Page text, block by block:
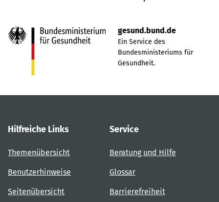
gesund.bund.de
Ein Service des
Bundesministeriums für
Gesundheit.
Hilfreiche Links
Themenübersicht
Benutzerhinweise
Seitenübersicht
Service
Beratung und Hilfe
Glossar
Barrierefreiheit